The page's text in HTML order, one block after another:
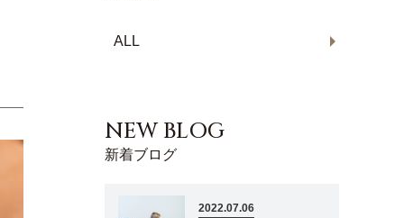
ALL
NEW BLOG
新着ブログ
2022.07.06